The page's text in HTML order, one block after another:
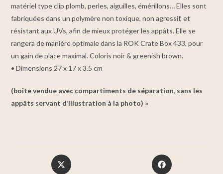
matériel type clip plomb, perles, aiguilles, émérillons… Elles sont
fabriquées dans un polymère non toxique, non agressif, et
résistant aux UVs, afin de mieux protéger les appâts. Elle se
rangera de manière optimale dans la ROK Crate Box 433, pour
un gain de place maximal. Coloris noir & greenish brown.
• Dimensions 27 x 17 x 3.5 cm
(boîte vendue avec compartiments de séparation, sans les
appâts servant d’illustration à la photo) »